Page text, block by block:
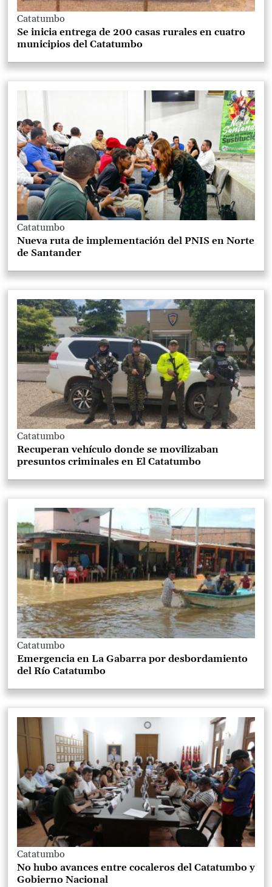
Catatumbo
Se inicia entrega de 200 casas rurales en cuatro
municipios del Catatumbo
Catatumbo
Nueva ruta de implementación del PNIS en Norte
de Santander
Catatumbo
Recuperan vehículo donde se movilizaban
presuntos criminales en El Catatumbo
Catatumbo
Emergencia en La Gabarra por desbordamiento
del Río Catatumbo
Catatumbo
No hubo avances entre cocaleros del Catatumbo y
Gobierno Nacional